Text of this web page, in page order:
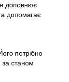
доповнює
допомагає
потрібно
за станом